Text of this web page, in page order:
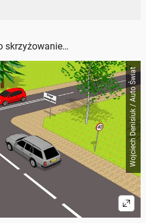
skrzyżowanie…
Wojciech Denisiuk / Auto Świat